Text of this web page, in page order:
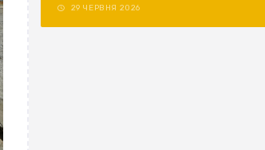
29 ЧЕРВНЯ 2026